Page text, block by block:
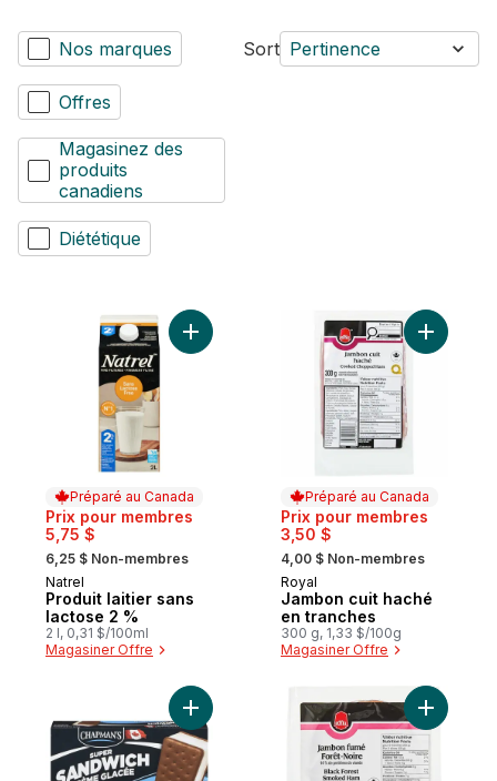
Nos marques
Offres
Magasinez des
produits
canadiens
Diététique
Sort Pertinence
Préparé au Canada
Prix pour membres
5,75 $
, formerly:
6,25 $ Non-membres
Préparé au Canada
Natrel
Produit laitier sans
lactose 2 %
2 l, 0,31 $/100ml
Magasiner Offre
Ajouter Produit laitier sans lactose 2 % au
Préparé au Canada
Prix pour membres
3,50 $
, formerly:
4,00 $ Non-membres
Préparé au Canada
Royal
Jambon cuit haché
en tranches
300 g, 1,33 $/100g
Magasiner Offre
Ajouter
Ajouter Super Sandwichs crème glacée
Ajouter